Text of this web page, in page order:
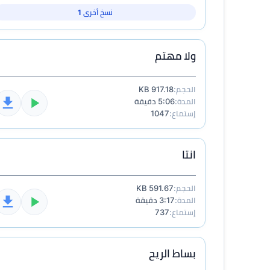
نسخ أخرى 1
ولا مهتم
الحجم:917.18 KB
المدة:5:06 دقيقة
إستماع:1047
انتا
الحجم:591.67 KB
المدة:3:17 دقيقة
إستماع:737
بساط الريح